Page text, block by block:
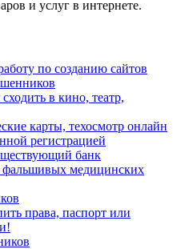
и услуг в интернете.
по созданию сайтов
в кино, театр,
карты, техосмотр онлайн
регистрацией
банк
медицинских
права, паспорт или